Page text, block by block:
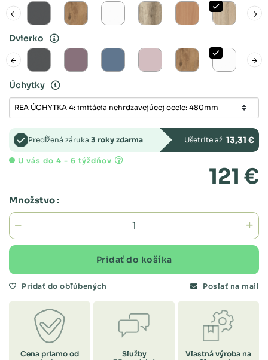
Dvierko
Úchytky
Predĺžená záruka 3 roky zdarma Ušetríte až 13,31 €
U vás do 4 - 6 týždňov
121 €
Množstvo :
Pridať do košíka
Pridať do obľúbených Poslať na mail
Cena priamo od
Služby
Vlastná výroba na